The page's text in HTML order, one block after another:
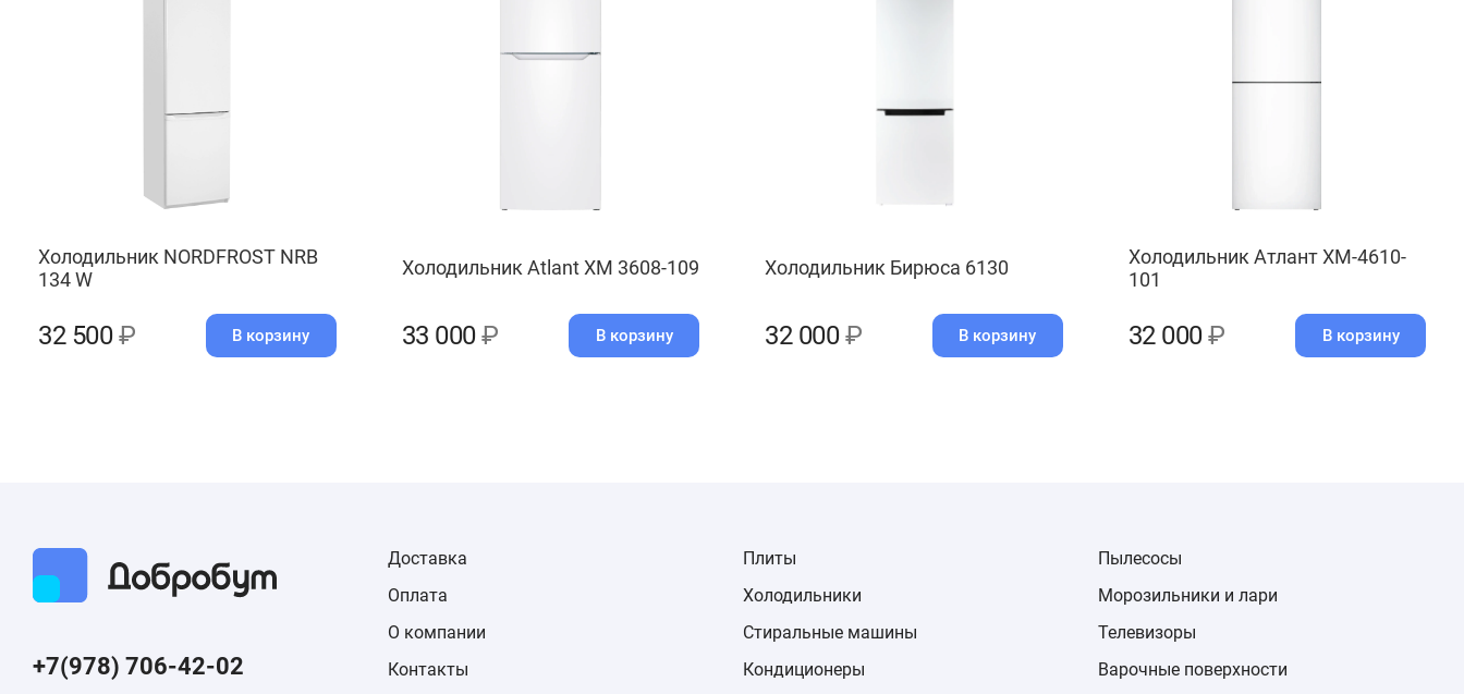
Холодильник NORDFROST NRB
134 W
32 500₽ В корзину
Холодильник Atlant ХМ 3608-109
33 000₽ В корзину
Холодильник Бирюса 6130
32 000₽ В корзину
Холодильник Атлант ХМ-4610-
101
32 000₽ В корзину
+7(978) 706-42-02
Доставка
Оплата
О компании
Контакты
Плиты
Холодильники
Стиральные машины
Кондиционеры
Пылесосы
Морозильники и лари
Телевизоры
Варочные поверхности